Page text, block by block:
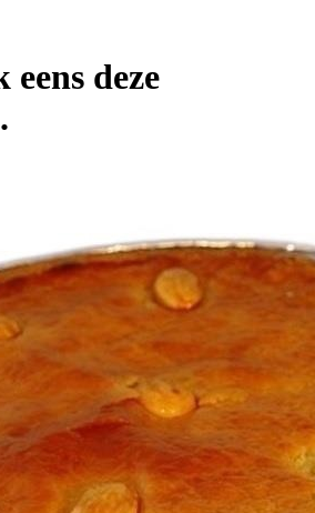
eens deze